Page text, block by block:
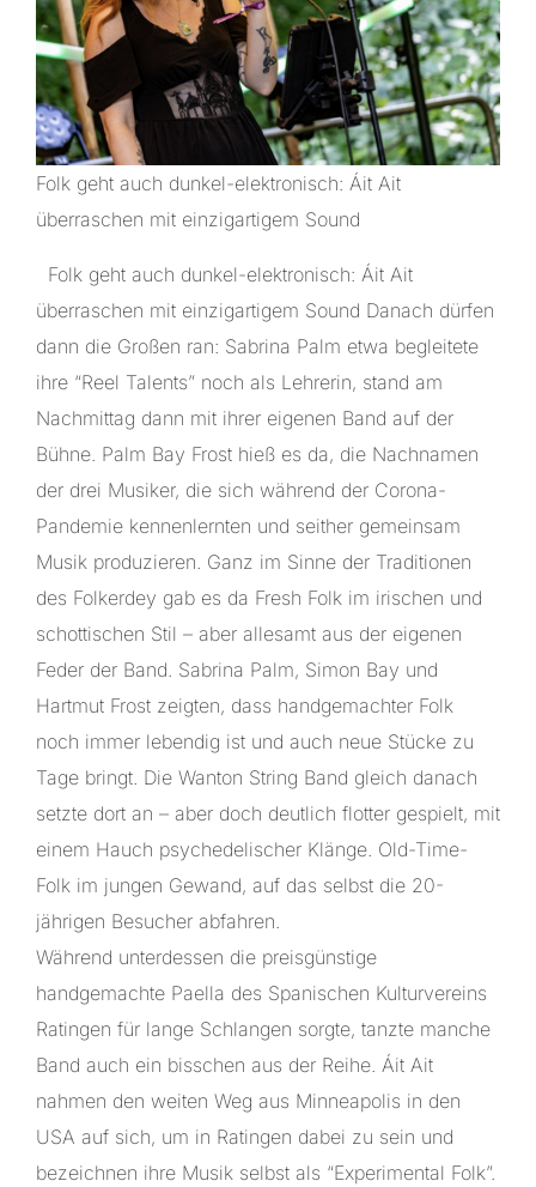
Folk geht auch dunkel-elektronisch: Áit Ait
überraschen mit einzigartigem Sound
Folk geht auch dunkel-elektronisch: Áit Ait
überraschen mit einzigartigem Sound Danach dürfen
dann die Großen ran: Sabrina Palm etwa begleitete
ihre “Reel Talents” noch als Lehrerin, stand am
Nachmittag dann mit ihrer eigenen Band auf der
Bühne. Palm Bay Frost hieß es da, die Nachnamen
der drei Musiker, die sich während der Corona-
Pandemie kennenlernten und seither gemeinsam
Musik produzieren. Ganz im Sinne der Traditionen
des Folkerdey gab es da Fresh Folk im irischen und
schottischen Stil – aber allesamt aus der eigenen
Feder der Band. Sabrina Palm, Simon Bay und
Hartmut Frost zeigten, dass handgemachter Folk
noch immer lebendig ist und auch neue Stücke zu
Tage bringt. Die Wanton String Band gleich danach
setzte dort an – aber doch deutlich flotter gespielt, mit
einem Hauch psychedelischer Klänge. Old-Time-
Folk im jungen Gewand, auf das selbst die 20-
jährigen Besucher abfahren.
Während unterdessen die preisgünstige
handgemachte Paella des Spanischen Kulturvereins
Ratingen für lange Schlangen sorgte, tanzte manche
Band auch ein bisschen aus der Reihe. Áit Ait
nahmen den weiten Weg aus Minneapolis in den
USA auf sich, um in Ratingen dabei zu sein und
bezeichnen ihre Musik selbst als “Experimental Folk”.